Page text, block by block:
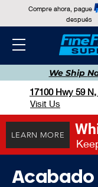
We Ship
Compre ahora, pague
después
17100 Hwy 59
Visit Us
LEARN MORE
Acabado